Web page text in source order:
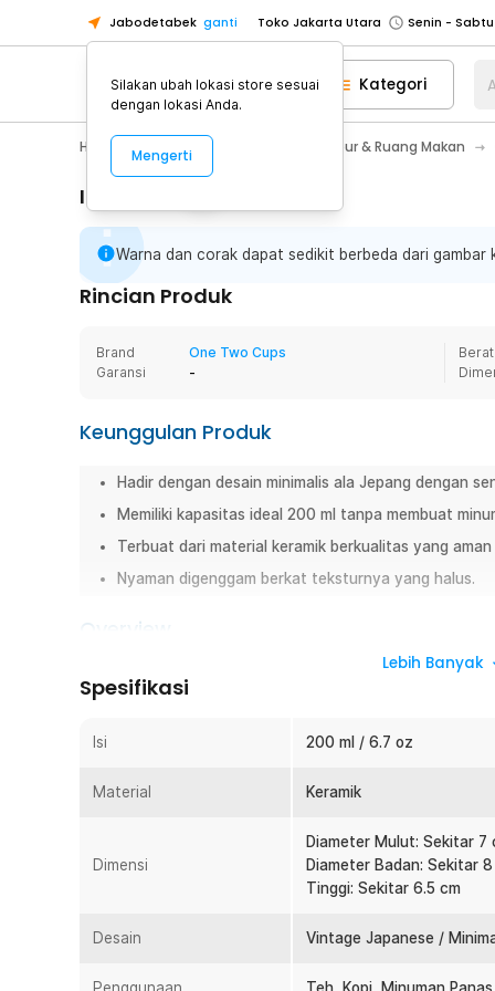
Jabodetabek ganti Toko Jakarta Utara
Toko Tangerang
Toko Cikupa
Pick n Go Jakarta Barat
Senin -
Pick n Go Bekasi
Senin - Jumat
Senin - Jumat
Senin -
Toko Jakarta Barat
Senin -
Toko Cikupa
Senin -
Pick n Go Bekasi
Senin - Jumat
Senin - Jumat
Kategori
Home Appliance Perlengkapan Dapur & Ruang Makan
Informasi Penting
Warna dan corak dapat sedikit berbeda dari gambar
Rincian Produk
Brand
One Two Cups
Garansi
-
Keunggulan Produk
Hadir dengan desain minimalis ala Jepang dengan
Memiliki kapasitas ideal 200 ml tanpa membuat
Terbuat dari material keramik berkualitas yang
Nyaman digenggam berkat teksturnya yang halus.
Overview
Hadirkan nuansa minum teh ala Jepang di rumah Anda
Cups. Desain vintage minimalis berpadu dengan warna
Gelas keramik ini mengusung desain minimalis khas
elegan. Bentuknya sederhana namun memiliki karakter
yang unik. Cocok untuk konsep meja aesthetic, cafe
tradisional Jepang. Tampilan rusticnya memberi kesan
Lebih Banyak
Spesifikasi
Isi 200 ml / 6.7 oz
Material Keramik
Dimensi
Diameter Mulut: Sekitar 7
Diameter Badan: Sekitar
Tinggi: Sekitar 6.5 cm
Desain Vintage Japanese /
Silakan ubah lokasi store sesuai
dengan lokasi Anda.
Mengerti